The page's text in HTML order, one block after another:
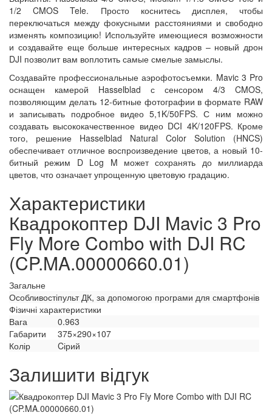
1/2 CMOS Tele. Просто коснитесь дисплея, чтобы
переключаться между фокусными расстояниями и свободно
изменять композицию! Используйте имеющиеся возможности
и создавайте еще больше интересных кадров – новый дрон
DJI позволит вам воплотить самые смелые замыслы.
Создавайте профессиональные аэрофотосъемки. Mavic 3 Pro
оснащен камерой Hasselblad с сенсором 4/3 CMOS,
позволяющим делать 12-битные фотографии в формате RAW
и записывать подробное видео 5,1K/50FPS. С ним можно
создавать высококачественное видео DCI 4K/120FPS. Кроме
того, решение Hasselblad Natural Color Solution (HNCS)
обеспечивает отличное воспроизведение цветов, а новый 10-
битный режим D Log M может сохранять до миллиарда
цветов, что означает упрощенную цветовую градацию.
Характеристики
Квадрокоптер DJI Mavic 3 Pro
Fly More Combo with DJI RC
(CP.MA.00000660.01)
Загальне
Особливостіпульт ДК, за допомогою програми для смартфонів
Фізичні характеристики
Вага
0.963
Габарити
375×290×107
Колір
Cірий
Залишити відгук